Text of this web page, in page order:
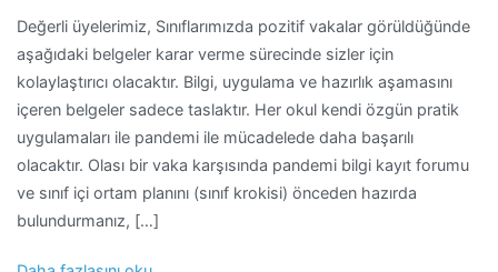
Değerli üyelerimiz, Sınıflarımızda pozitif vakalar görüldüğünde
aşağıdaki belgeler karar verme sürecinde sizler için
kolaylaştırıcı olacaktır. Bilgi, uygulama ve hazırlık aşamasını
içeren belgeler sadece taslaktır. Her okul kendi özgün pratik
uygulamaları ile pandemi ile mücadelede daha başarılı
olacaktır. Olası bir vaka karşısında pandemi bilgi kayıt forumu
ve sınıf içi ortam planını (sınıf krokisi) önceden hazırda
bulundurmanız, […]